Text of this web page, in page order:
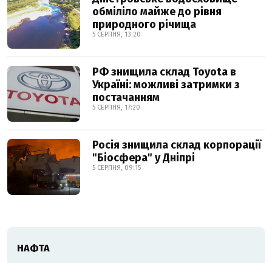
обміліло майже до рівня
природного річища
5 СЕРПНЯ, 13:20
РФ знищила склад Toyota в
Україні: можливі затримки з
постачанням
5 СЕРПНЯ, 17:20
Росія знищила склад корпорації
"Біосфера" у Дніпрі
5 СЕРПНЯ, 09:15
НАФТА